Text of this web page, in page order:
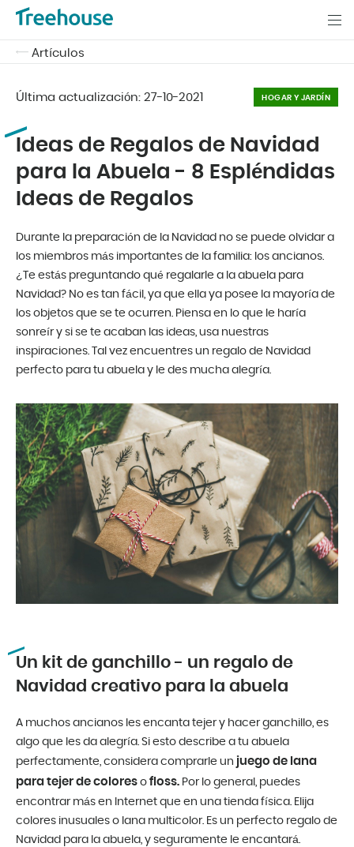
Artículos
Última actualización: 27-10-2021 HOGAR Y JARDÍN
Ideas de Regalos de Navidad
para la Abuela - 8 Espléndidas
Ideas de Regalos
Durante la preparación de la Navidad no se puede olvidar a
los miembros más importantes de la familia: los ancianos.
¿Te estás preguntando qué regalarle a la abuela para
Navidad? No es tan fácil, ya que ella ya posee la mayoría de
los objetos que se te ocurren. Piensa en lo que le haría
sonreír y si se te acaban las ideas, usa nuestras
inspiraciones. Tal vez encuentres un regalo de Navidad
perfecto para tu abuela y le des mucha alegría.
Un kit de ganchillo - un regalo de
Navidad creativo para la abuela
A muchos ancianos les encanta tejer y hacer ganchillo, es
algo que les da alegría. Si esto describe a tu abuela
perfectamente, considera comprarle un juego de lana
para tejer de colores o floss. Por lo general, puedes
encontrar más en Internet que en una tienda física. Elija
colores inusuales o lana multicolor. Es un perfecto regalo de
Navidad para la abuela, y seguramente le encantará.